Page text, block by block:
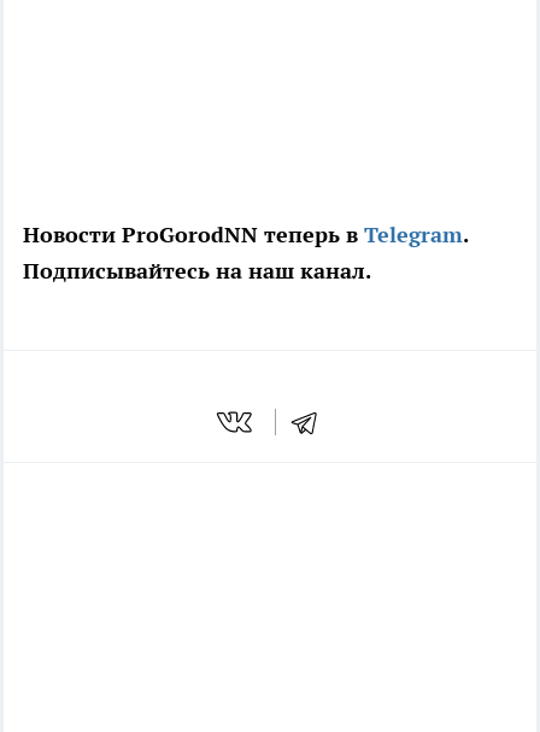
Новости ProGorodNN теперь в Telegram.
Подписывайтесь на наш канал.